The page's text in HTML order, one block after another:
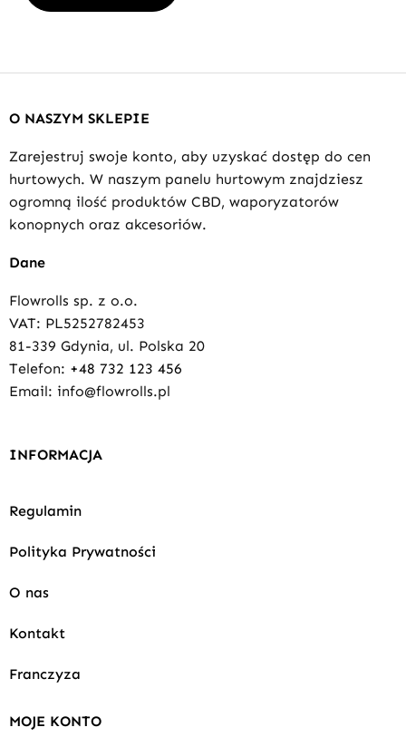
O NASZYM SKLEPIE
Zarejestruj swoje konto, aby uzyskać dostęp do cen
hurtowych. W naszym panelu hurtowym znajdziesz
ogromną ilość produktów CBD, waporyzatorów
konopnych oraz akcesoriów.
Dane
Flowrolls sp. z o.o.
VAT: PL5252782453
81-339 Gdynia, ul. Polska 20
Telefon: +48 732 123 456
Email: info@flowrolls.pl
INFORMACJA
Regulamin
Polityka Prywatności
O nas
Kontakt
Franczyza
MOJE KONTO